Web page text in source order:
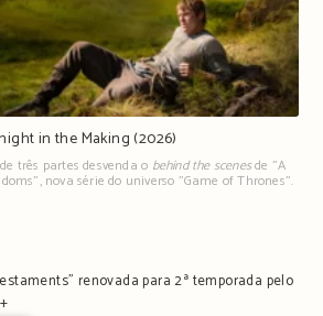
in the Making (2026)
três partes desvenda o behind the scenesde "A
nova série do universo "Game of Thrones".
renovada para 2ª temporada pelo